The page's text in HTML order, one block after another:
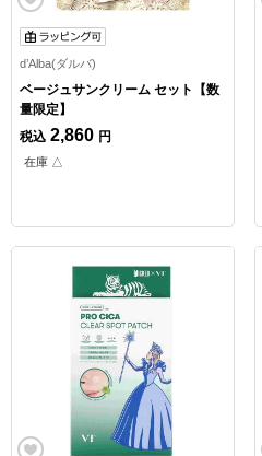
d’Alba(ダルバ)
ベージュサンクリーム セット【数
量限定】
税込 2,860 円
在庫 △